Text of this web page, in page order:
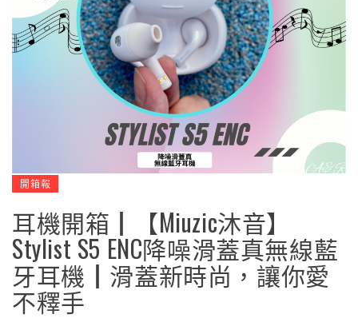
開箱報
耳機開箱┃【Miuzic沐音】
Stylist S5 ENC降噪滑蓋真無線藍
牙耳機┃滑蓋新時尚，讓你愛
不釋手